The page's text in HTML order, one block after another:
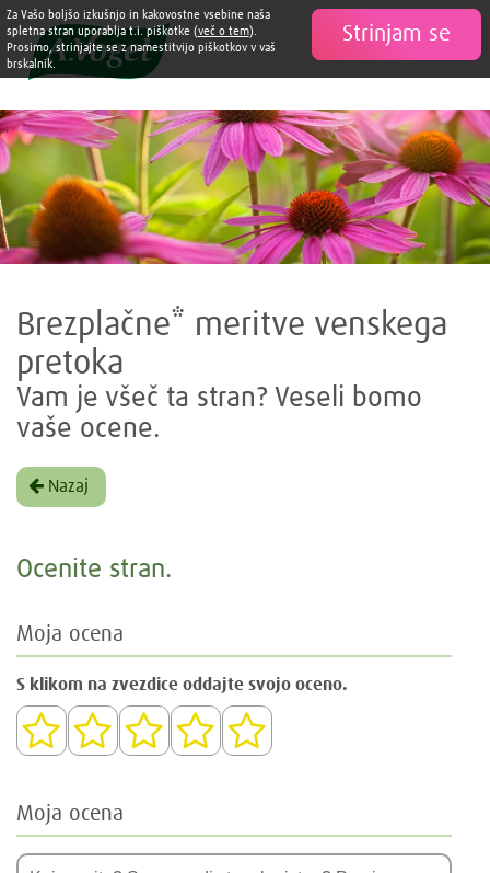

Brezplačne* meritve venskega
pretoka
Vam je všeč ta stran? Veseli bomo
vaše ocene.
Nazaj
Ocenite stran.
Moja ocena
S klikom na zvezdice oddajte svojo oceno.
Moja ocena
Strinjam se
Za Vašo boljšo izkušnjo in kakovostne vsebine naša
spletna stran uporablja t.i. piškotke (več o tem).
Prosimo, strinjajte se z namestitvijo piškotkov v vaš
brskalnik.